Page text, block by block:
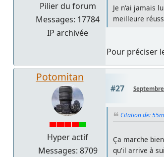
Pilier du forum
Messages: 17784
IP archivée
Je n'ai jamais
meilleure
Pour préciser
Potomitan
Hyper actif
Messages: 8709
#27
Citation de:
Ça marche
qu'il arrive à